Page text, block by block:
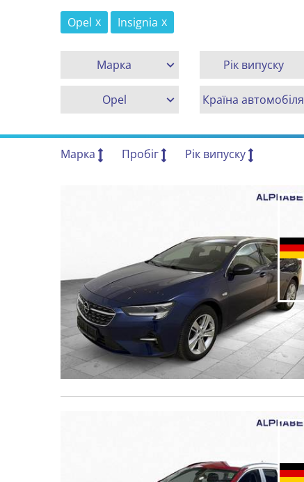
Opel Insignia
Марка
Opel
Рік випуску
Країна автомобіля
Марка Пробіг Рік випуску